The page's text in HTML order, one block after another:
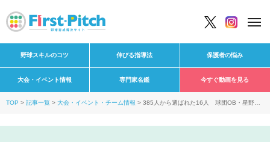
野球スキルのコツ 伸びる指導法 保護者の悩み
大会・イベント情報 専門家名鑑 今すぐ動画を見る
TOP 記事一覧 大会・イベント・チーム情報
385人から選ばれた16人 球団OB・星野智